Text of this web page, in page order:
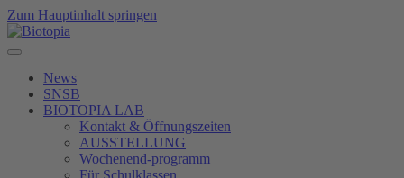
Zum Hauptinhalt springen
News
SNSB
BIOTOPIA LAB
Kontakt & Öffnungszeiten
AUSSTELLUNG
Wochenend-programm
Für Schulklassen